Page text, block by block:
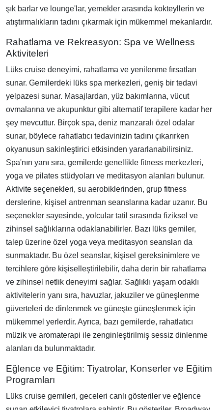
şık barlar ve lounge'lar, yemekler arasında kokteyllerin ve
atıştırmalıkların tadını çıkarmak için mükemmel mekanlardır.
Rahatlama ve Rekreasyon: Spa ve Wellness
Aktiviteleri
Lüks cruise deneyimi, rahatlama ve yenilenme fırsatları
sunar. Gemilerdeki lüks spa merkezleri, geniş bir tedavi
yelpazesi sunar. Masajlardan, yüz bakımlarına, vücut
ovmalarına ve akupunktur gibi alternatif terapilere kadar her
şey mevcuttur. Birçok spa, deniz manzaralı özel odalar
sunar, böylece rahatlatıcı tedavinizin tadını çıkarırken
okyanusun sakinleştirici etkisinden yararlanabilirsiniz.
Spa'nın yanı sıra, gemilerde genellikle fitness merkezleri,
yoga ve pilates stüdyoları ve meditasyon alanları bulunur.
Aktivite seçenekleri, su aerobiklerinden, grup fitness
derslerine, kişisel antrenman seanslarına kadar uzanır. Bu
seçenekler sayesinde, yolcular tatil sırasında fiziksel ve
zihinsel sağlıklarına odaklanabilirler. Bazı lüks gemiler,
talep üzerine özel yoga veya meditasyon seansları da
sunmaktadır. Bu özel seanslar, kişisel gereksinimlere ve
tercihlere göre kişiselleştirilebilir, daha derin bir rahatlama
ve zihinsel netlik deneyimi sağlar. Sağlıklı yaşam odaklı
aktivitelerin yanı sıra, havuzlar, jakuziler ve güneşlenme
güverteleri de dinlenmek ve güneşte güneşlenmek için
mükemmel yerlerdir. Ayrıca, bazı gemilerde, rahatlatıcı
müzik ve aromaterapi ile zenginleştirilmiş sessiz dinlenme
alanları da bulunmaktadır.
Eğlence ve Eğitim: Tiyatrolar, Konserler ve Eğitim
Programları
Lüks cruise gemileri, geceleri canlı gösteriler ve eğlence